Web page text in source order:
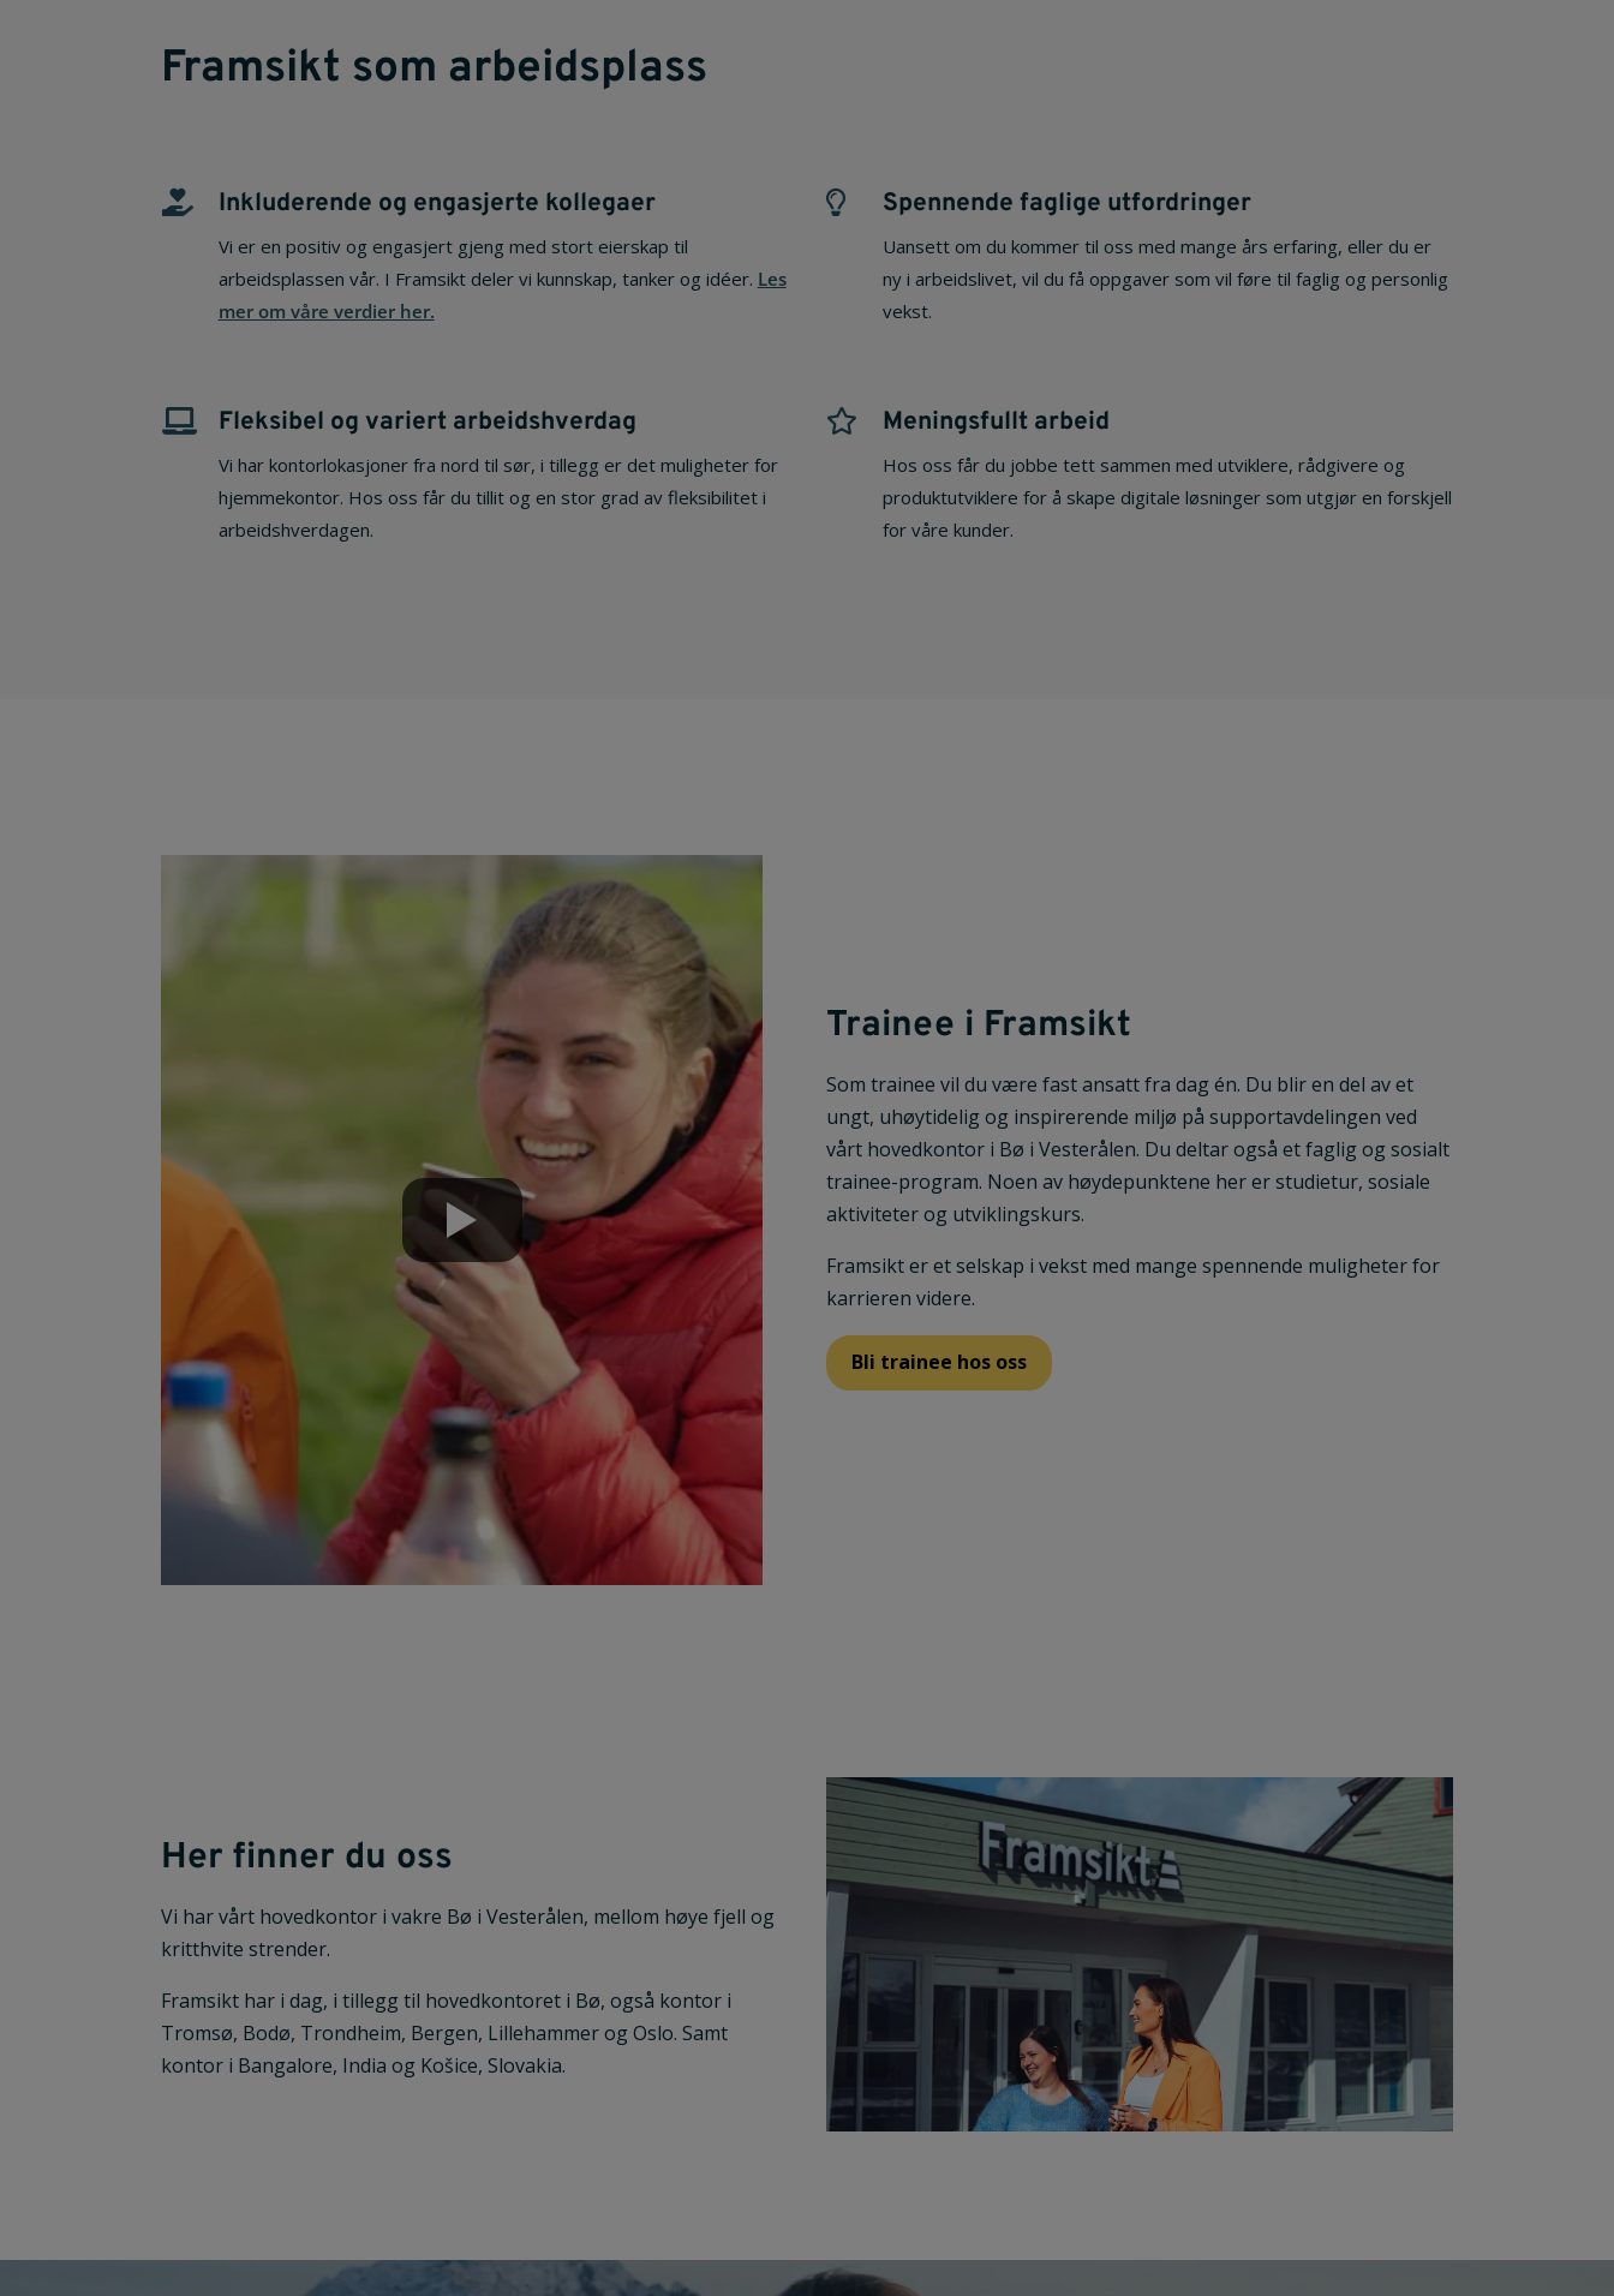
Framsikt som arbeidsplass
 Inkluderende og engasjerte kollegaer
Vi er en positiv og engasjert gjeng med stort eierskap til
arbeidsplassen vår. I Framsikt deler vi kunnskap, tanker og idéer. Les
mer om våre verdier her.
 Spennende faglige utfordringer
Uansett om du kommer til oss med mange års erfaring, eller du er
ny i arbeidslivet, vil du få oppgaver som vil føre til faglig og personlig
vekst.
 Fleksibel og variert arbeidshverdag
Vi har kontorlokasjoner fra nord til sør, i tillegg er det muligheter for
hjemmekontor. Hos oss får du tillit og en stor grad av fleksibilitet i
arbeidshverdagen.
 Meningsfullt arbeid
Hos oss får du jobbe tett sammen med utviklere, rådgivere og
produktutviklere for å skape digitale løsninger som utgjør en forskjell
for våre kunder.
Trainee i Framsikt
Som trainee vil du være fast ansatt fra dag én. Du blir en del av et
ungt, uhøytidelig og inspirerende miljø på supportavdelingen ved
vårt hovedkontor i Bø i Vesterålen. Du deltar også et faglig og sosialt
trainee-program. Noen av høydepunktene her er studietur, sosiale
aktiviteter og utviklingskurs.
Framsikt er et selskap i vekst med mange spennende muligheter for
karrieren videre.
Bli trainee hos oss
Her finner du oss
Vi har vårt hovedkontor i vakre Bø i Vesterålen, mellom høye fjell og
kritthvite strender.
Framsikt har i dag, i tillegg til hovedkontoret i Bø, også kontor i
Tromsø, Bodø, Trondheim, Bergen, Lillehammer og Oslo. Samt
kontor i Bangalore, India og Košice, Slovakia.